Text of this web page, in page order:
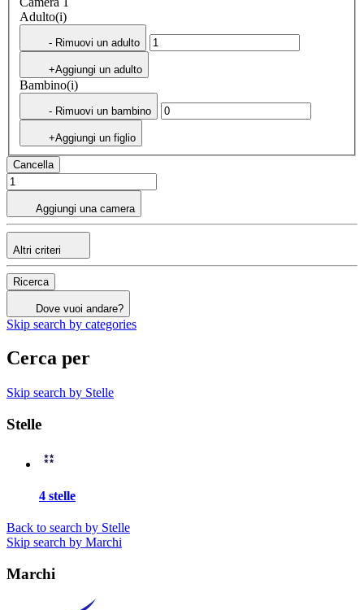
Adulto(i)
- Rimuovi un adulto
+Aggiungi un adulto
Bambino(i)
- Rimuovi un bambino
+Aggiungi un figlio
Cancella
Aggiungi una camera
Altri criteri
Ricerca
Dove vuoi andare?
Skip search by categories
Cerca per
Skip search by Stelle
Stelle
4 stelle
Back to search by Stelle
Skip search by Marchi
Marchi